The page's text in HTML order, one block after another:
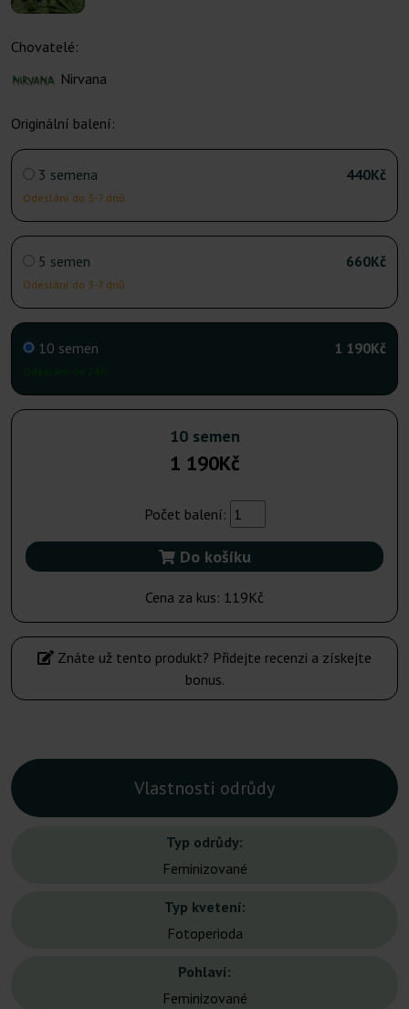
Chovatelé:
Nirvana
Originální balení:
3 semena
Odeslání do 3-7 dnů
440Kč
5 semen
Odeslání do 3-7 dnů
660Kč
10 semen 1 190Kč
10 semen
1 190Kč
Počet balení:
Do košíku
Cena za kus: 119Kč
Znáte už tento produkt? Přidejte recenzi a získejte
bonus.
Vlastnosti odrůdy
Typ odrůdy:
Feminizované
Typ kvetení:
Fotoperioda
Pohlaví:
Feminizované